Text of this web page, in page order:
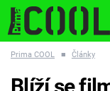
Prima COOL ■ Články